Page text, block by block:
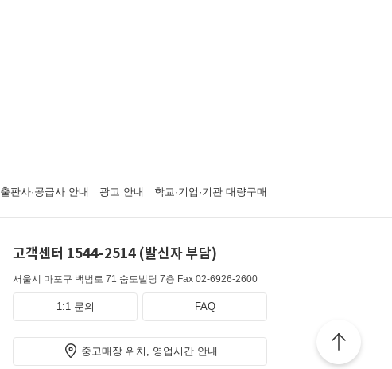
출판사·공급사 안내 광고 안내 학교·기업·기관 대량구매
고객센터 1544-2514 (발신자 부담)
서울시 마포구 백범로 71 숨도빌딩 7층 Fax 02-6926-2600
1:1 문의 FAQ
중고매장 위치, 영업시간 안내